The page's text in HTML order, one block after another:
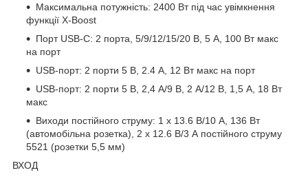
Максимальна потужність: 2400 Вт під час увімкнення
функції X-Boost
Порт USB-C: 2 порта, 5/9/12/15/20 В, 5 A, 100 Вт макс
на порт
USB-порт: 2 порти 5 В, 2.4 A, 12 Вт макс на порт
USB-порт: 2 порти 5 В, 2,4 А/9 В, 2 А/12 В, 1,5 А, 18 Вт
макс
Виходи постійного струму: 1 х 13.6 В/10 А, 136 Вт
(автомобільна розетка), 2 x 12.6 В/3 А постійного струму
5521 (розетки 5,5 мм)
ВХОД